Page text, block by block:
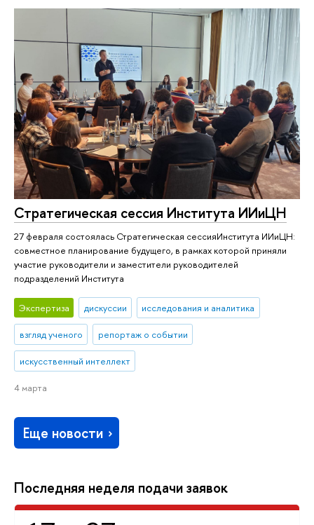
Последняя неделя подачи заявок
Стратегическая сессия Института ИИиЦН
27 февраля состоялась Стратегическая сессияИнститута ИИиЦН:
совместное планирование будущего, в рамках которой приняли
участие руководители и заместители руководителей
подразделений Института
Экспертиза дискуссии исследования и аналитика
взгляд ученого репортаж о событии
искусственный интеллект
4 марта
Еще новости